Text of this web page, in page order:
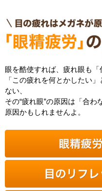
眼を酷使すれば、疲れ眼も「
「この疲れを何とかしたい
ない、
その“疲れ眼”の原因は「合
原因かもしれませんよ。